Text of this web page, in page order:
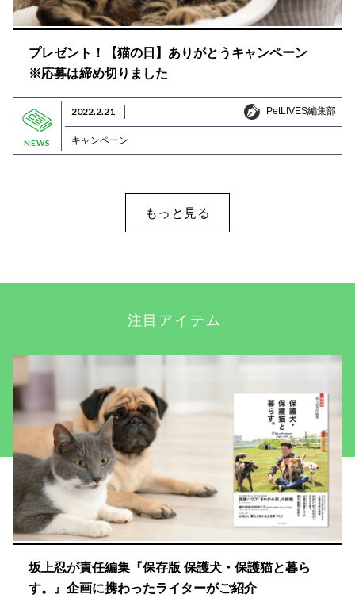
プレゼント！【猫の日】ありがとうキャンペーン
※応募は締め切りました
NEWS
2022.2.21 PetLIVES編集部
PetLIVES編集部
キャンペーン
もっと見る
注目アイテム
坂上忍が責任編集『保存版 保護犬・保護猫と暮ら
す。』企画に携わったライターがご紹介